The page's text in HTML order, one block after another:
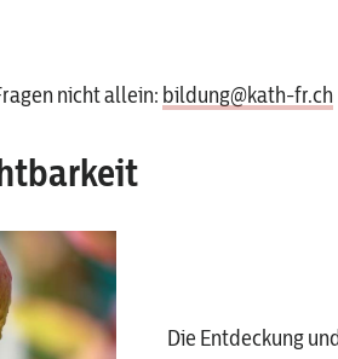
nicht allein: bildung@kath-fr.ch
Die Entdeckung